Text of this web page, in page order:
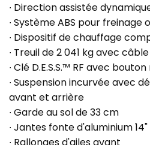
∙ Direction assistée
∙ Système ABS pour freinage
∙ Dispositif de chauffage
∙ Treuil de 2 041 kg avec
∙ Clé D.E.S.S.™ RF avec
∙ Suspension incurvée avec
avant et arrière
∙ Garde au sol de 33 cm
∙ Jantes fonte d'aluminium 14"